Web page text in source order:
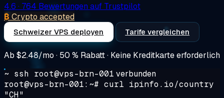
4.6 · 764 Bewertungen auf Trustpilot
₿ Crypto accepted
Schweizer VPS deployen Tarife vergleichen
Ab $2.48/mo · 50 % Rabatt · Keine Kreditkarte erforderlich
~ ssh root@vps-brn-001 verbunden
root@vps-brn-001:~# curl ipinfo.io/country
"CH"